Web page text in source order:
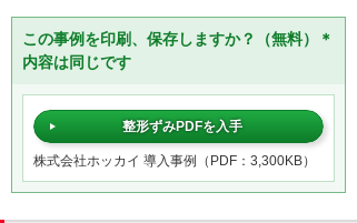
この事例を印刷、保存しますか？（無料）＊
内容は同じです
整形ずみPDFを入手
株式会社ホッカイ 導入事例（PDF：3,300KB）